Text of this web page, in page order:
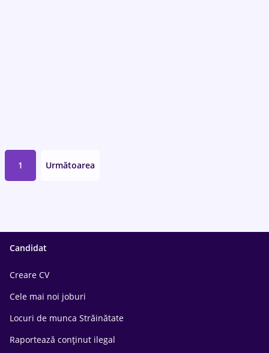
1 Următoarea
Candidat
Creare CV
Cele mai noi joburi
Locuri de munca Străinătate
Raportează conținut ilegal